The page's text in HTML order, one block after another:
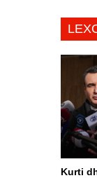
Kurti